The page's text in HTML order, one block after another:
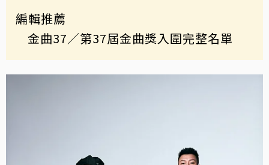
編輯推薦
金曲37／第37屆金曲獎入圍完整名單